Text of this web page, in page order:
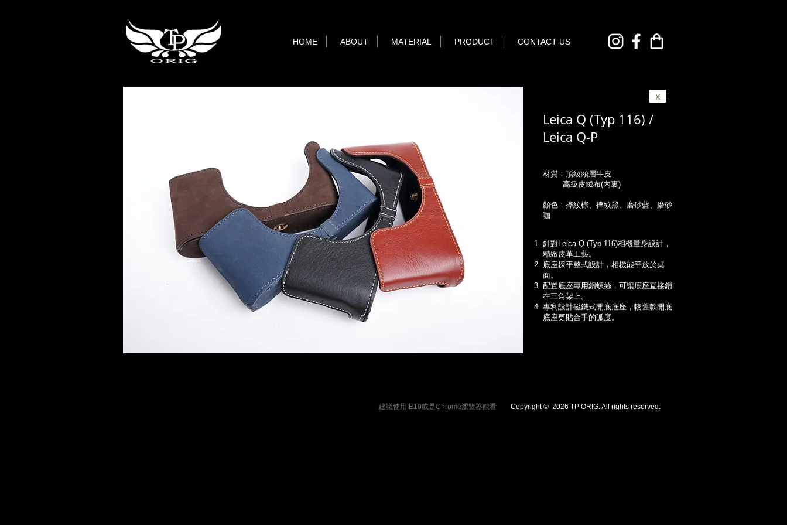
HOME ABOUT MATERIAL PRODUCT CONTACT US
x
Leica Q (Typ 116) /
Leica Q-P
材質：頂級頭層牛皮
高級皮絨布(內裏)
顏色：摔紋棕、摔紋黑、磨砂藍、磨砂
咖
針對Leica Q (Typ 116)相機量身設計，
精緻皮革工藝。
底座採平整式設計，相機能平放於桌
面。
配置底座專用銅螺絲，可讓底座直接鎖
在三角架上。
專利設計磁鐵式開底底座，較舊款開底
底座更貼合手的弧度。
建議使用IE10或是Chrome瀏覽器觀看 Copyright © 2026 TP ORIG. All rights reserved.